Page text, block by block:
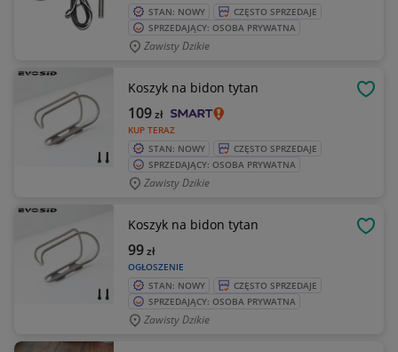
STAN: NOWY
CZĘSTO SPRZEDAJE
SPRZEDAJĄCY: OSOBA PRYWATNA
Zawisty Dzikie
Koszyk na bidon tytan
KUP TERAZ
109zł
STAN: NOWY
CZĘSTO SPRZEDAJE
SPRZEDAJĄCY: OSOBA PRYWATNA
Zawisty Dzikie
Koszyk na bidon tytan
OGŁOSZENIE
99zł
STAN: NOWY
CZĘSTO SPRZEDAJE
SPRZEDAJĄCY: OSOBA PRYWATNA
Zawisty Dzikie